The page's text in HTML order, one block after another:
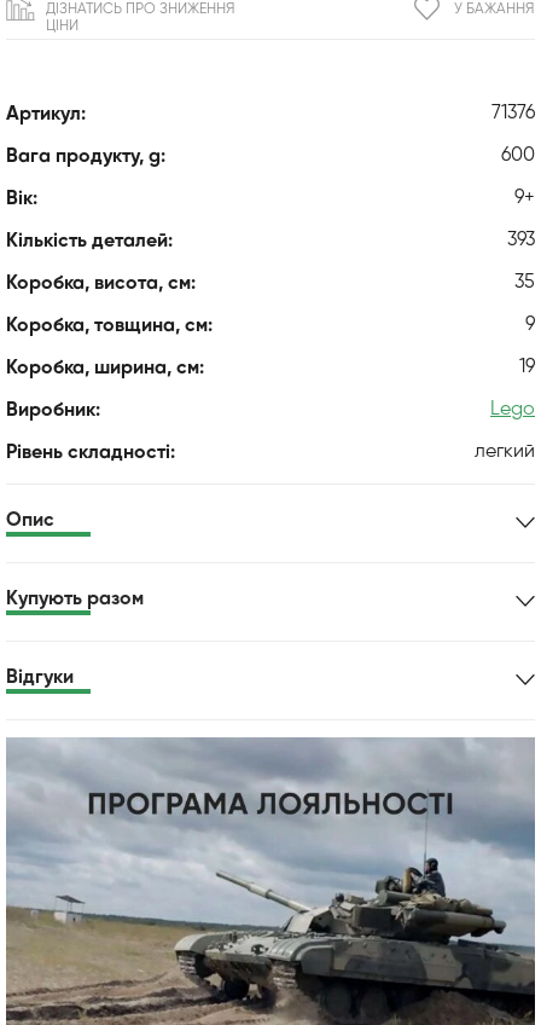
Артикул: 71376
Вага продукту, g: 600
Вік: 9+
Кількість деталей: 393
Коробка, висота, см: 35
Коробка, товщина, см: 9
Коробка, ширина, см: 19
Виробник: Lego
Рівень складності: легкий
У БАЖАННЯ
ДІЗНАТИСЬ ПРО ЗНИЖЕННЯ
ЦІНИ
Опис
Купують разом
Відгуки